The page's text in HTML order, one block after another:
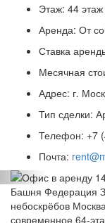
Этаж: 44 этаж
Аренда: От
Ставка
Месячная
Адрес: г.
Тип сделки:
Телефон: +7
Почта:
Previous
Башня Федерация
небоскрёбов
современное